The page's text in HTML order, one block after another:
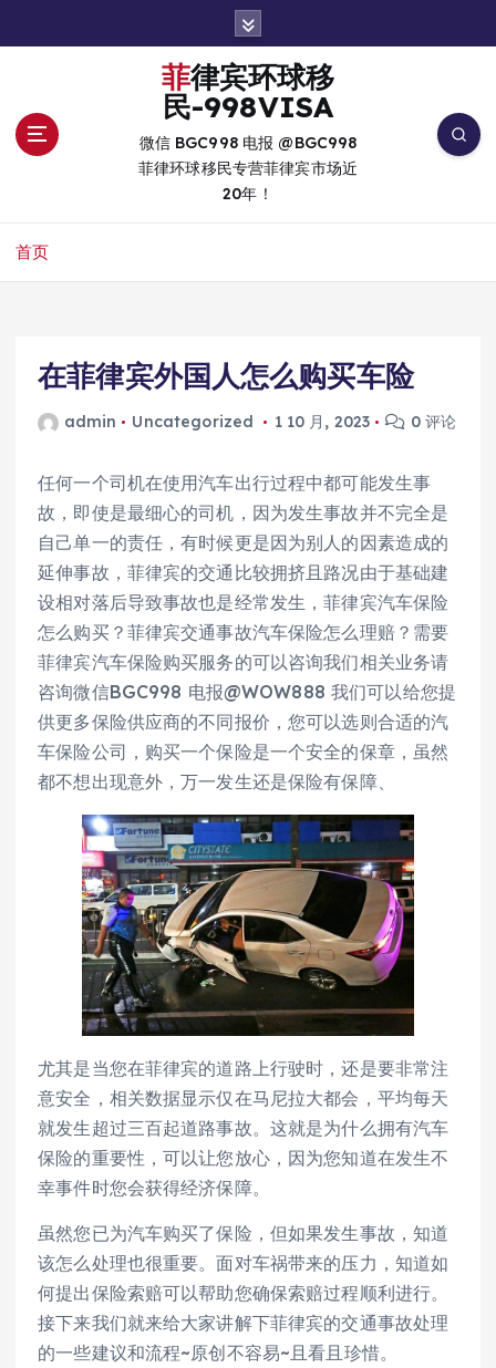
菲律宾环球移
民-998VISA
微信 BGC998 电报 @BGC998
菲律环球移民专营菲律宾市场近
20年！
首页
在菲律宾外国人怎么购买车险
admin Uncategorized 1 10 月, 2023 0 评论
任何一个司机在使用汽车出行过程中都可能发生事
故，即使是最细心的司机，因为发生事故并不完全是
自己单一的责任，有时候更是因为别人的因素造成的
延伸事故，菲律宾的交通比较拥挤且路况由于基础建
设相对落后导致事故也是经常发生，菲律宾汽车保险
怎么购买？菲律宾交通事故汽车保险怎么理赔？需要
菲律宾汽车保险购买服务的可以咨询我们相关业务请
咨询微信BGC998 电报@WOW888 我们可以给您提
供更多保险供应商的不同报价，您可以选则合适的汽
车保险公司，购买一个保险是一个安全的保章，虽然
都不想出现意外，万一发生还是保险有保障、
尤其是当您在菲律宾的道路上行驶时，还是要非常注
意安全，相关数据显示仅在马尼拉大都会，平均每天
就发生超过三百起道路事故。这就是为什么拥有汽车
保险的重要性，可以让您放心，因为您知道在发生不
幸事件时您会获得经济保障。
虽然您已为汽车购买了保险，但如果发生事故，知道
该怎么处理也很重要。面对车祸带来的压力，知道如
何提出保险索赔可以帮助您确保索赔过程顺利进行。
接下来我们就来给大家讲解下菲律宾的交通事故处理
的一些建议和流程~原创不容易~且看且珍惜。